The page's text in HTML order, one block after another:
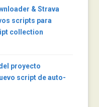
& Strava
scripts para
collection
proyecto
script de auto-